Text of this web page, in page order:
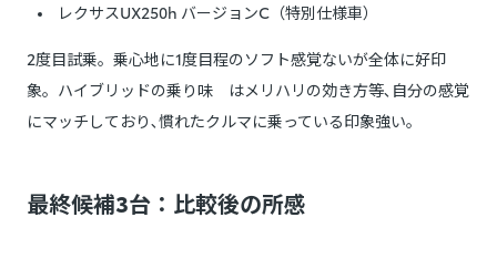
レクサスUX250h バージョンC（特別仕様車）
2度目試乗。乗心地に1度目程のソフト感覚ないが全体に好印
象。ハイブリッドの乗り味 はメリハリの効き方等､自分の感覚
にマッチしており､慣れたクルマに乗っている印象強い。
最終候補3台：比較後の所感